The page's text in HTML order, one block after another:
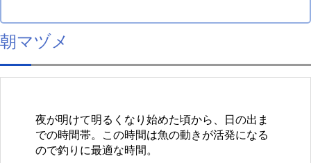
朝マヅメ
夜が明けて明るくなり始めた頃から、日の出ま
での時間帯。この時間は魚の動きが活発になる
ので釣りに最適な時間。